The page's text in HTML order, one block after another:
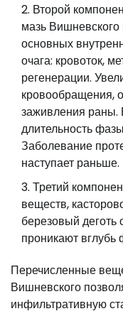
Второй
мазь
основных
очага: кровоток,
регенерации.
кровообращения,
заживления раны.
длительность
Заболевание
наступает раньше.
Третий
веществ,
березовый
проникают вглубь
Перечисленные
Вишневского
инфильтративную